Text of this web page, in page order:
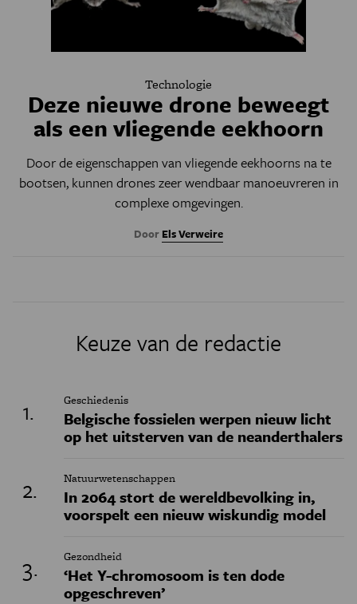
Technologie
Deze nieuwe drone beweegt
als een vliegende eekhoorn
Door de eigenschappen van vliegende eekhoorns na te
bootsen, kunnen drones zeer wendbaar manoeuvreren in
complexe omgevingen.
Door Els Verweire
Keuze van de redactie
Geschiedenis
Belgische fossielen werpen nieuw licht
op het uitsterven van de neanderthalers
Natuurwetenschappen
In 2064 stort de wereldbevolking in,
voorspelt een nieuw wiskundig model
Gezondheid
‘Het Y-chromosoom is ten dode
opgeschreven’